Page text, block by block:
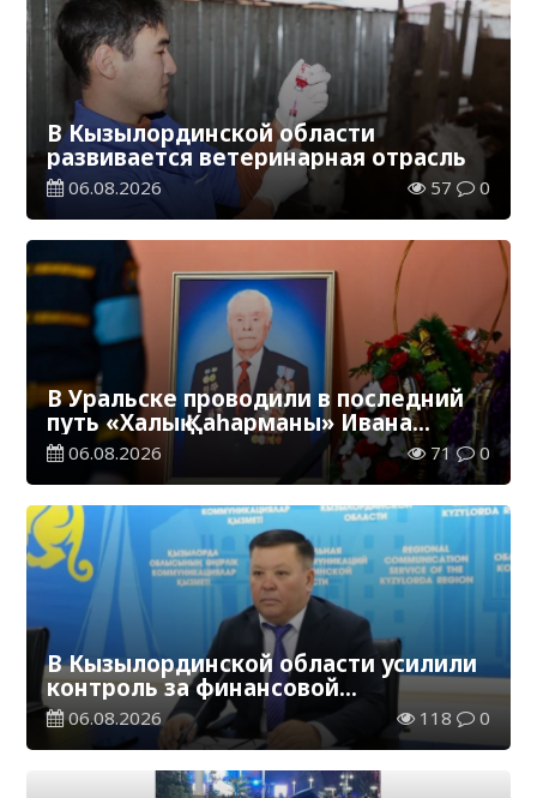
В Кызылординской области
развивается ветеринарная отрасль
06.08.2026 57 0
В Уральске проводили в последний
путь «Халық Қаһарманы» Ивана
Степановича Гапича
06.08.2026 71 0
В Кызылординской области усилили
контроль за финансовой
дисциплиной
06.08.2026 118 0